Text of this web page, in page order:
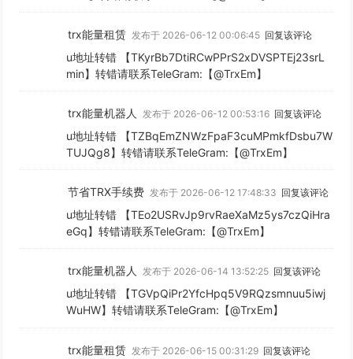
trx能量租赁 发布于 2026-06-12 00:06:45 回复该评论
u地址转错 【TKyrBb7DtiRCwPPrS2xDVSPTEj23srL
min】转错请联系TeleGram:【@TrxEm】
trx能量机器人 发布于 2026-06-12 00:53:16 回复该评论
u地址转错 【TZBqEmZNWzFpaF3cuMPmkfDsbu7W
TUJQg8】转错请联系TeleGram:【@TrxEm】
节省TRX手续费 发布于 2026-06-12 17:48:33 回复该评论
u地址转错 【TEo2USRvJp9rvRaeXaMz5ys7czQiHra
eGq】转错请联系TeleGram:【@TrxEm】
trx能量机器人 发布于 2026-06-14 13:52:25 回复该评论
u地址转错 【TGVpQiPr2YfcHpq5V9RQzsmnuu5iwj
WuHW】转错请联系TeleGram:【@TrxEm】
trx能量租赁 发布于 2026-06-15 00:31:29 回复该评论